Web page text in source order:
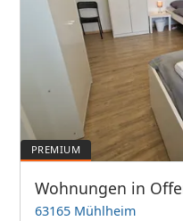
63165 Mühlheim